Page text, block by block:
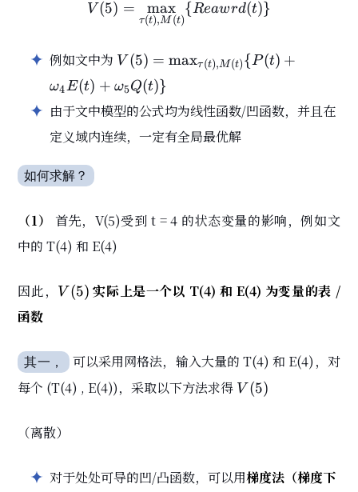
V(5) = \max_{\tau(t),
V (5) =
τ(t),M (t)
max {Reawrd(t)}
例如文中为 V(5) =
\max_{\tau(t),
M(t)} \{ P(t)
+ \omega_4
E(t) +
\omega_5
V (5) = maxτ(t),M (t){P(t) +
ω4E(t) + ω5Q(t)}
由于文中模型的公式均为线性函数/凹函数，并且在
定义域内连续，一定有全局最优解
如何求解？
（1）
首先，V(5)受到 t = 4 的状态变量的影响，例如文
中的 T(4) 和 E(4)
因此， V(5)
V (5) 实际上是一个以 T(4) 和 E(4) 为变量的表 /
函数
其一，
可以采用网格法，输入大量的 T(4) 和 E(4)，对
每个 (T(4) , E(4))，采取以下方法求得 V(5)
V (5)
（离散）
对于处处可导的凹/凸函数，可以用梯度法（梯度下